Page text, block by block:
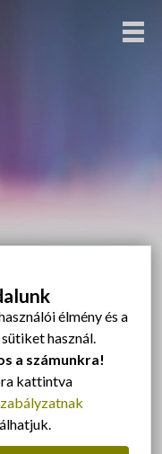
élmény és a
használ.
a számunkra!
kattintva